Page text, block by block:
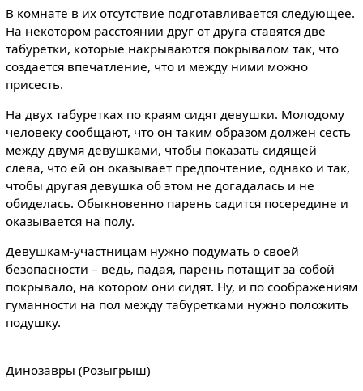
В комнате в их отсутствие подготавливается следующее.
На некотором расстоянии друг от друга ставятся две
табуретки, которые накрываются покрывалом так, что
создается впечатление, что и между ними можно
присесть.
На двух табуретках по краям сидят девушки. Молодому
человеку сообщают, что он таким образом должен сесть
между двумя девушками, чтобы показать сидящей
слева, что ей он оказывает предпочтение, однако и так,
чтобы другая девушка об этом не догадалась и не
обиделась. Обыкновенно парень садится посередине и
оказывается на полу.
Девушкам-участницам нужно подумать о своей
безопасности – ведь, падая, парень потащит за собой
покрывало, на котором они сидят. Ну, и по соображениям
гуманности на пол между табуретками нужно положить
подушку.
Динозавры (Розыгрыш)